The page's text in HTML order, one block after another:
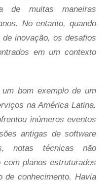
de muitas maneiras
No entanto, quando
inovação, os desafios
em um contexto
bom exemplo de um
na América Latina.
inúmeros eventos
antigas de software
notas técnicas não
com planos estruturados
de conhecimento. Havia